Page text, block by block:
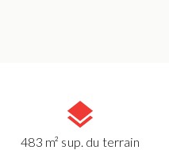
483 m² sup. du terrain